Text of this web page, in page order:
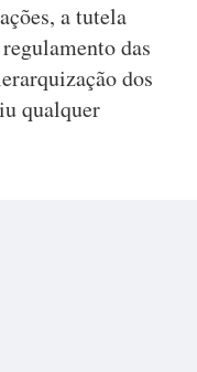
a tutela
das
dos
qualquer